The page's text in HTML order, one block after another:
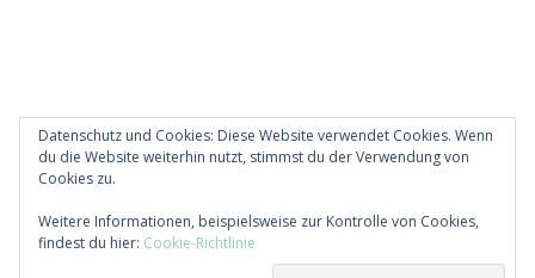
Diese Website verwendet Akismet, um Spam zu
reduzieren. Erfahre, wie deine Kommentardaten
Datenschutz und Cookies: Diese Website verwendet Cookies. Wenn
du die Website weiterhin nutzt, stimmst du der Verwendung von
Cookies zu.
Weitere Informationen, beispielsweise zur Kontrolle von Cookies,
findest du hier: Cookie-Richtlinie